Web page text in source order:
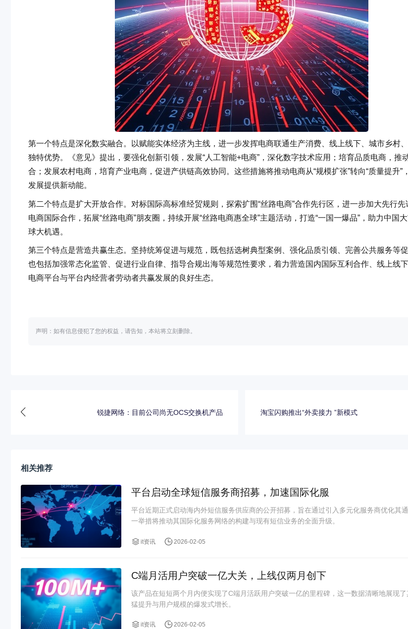
第一个特点是深化数实融合。以赋能实体经济为主线，进一步发挥电商联通生产消费、线上线下、城市乡村
独特优势。《意见》提出，要强化创新引领，发展“人工智能+电商”，深化数字技术应用；培育品质电商，推
合；发展农村电商，培育产业电商，促进产供链高效协同。这些措施将推动电商从“规模扩张”转向“质量提升”
发展提供新动能。
第二个特点是扩大开放合作。对标国际高标准经贸规则，探索扩围“丝路电商”合作先行区，进一步加大先行
电商国际合作，拓展“丝路电商”朋友圈，持续开展“丝路电商惠全球”主题活动，打造“一国一爆品”，助力中国
球大机遇。
第三个特点是营造共赢生态。坚持统筹促进与规范，既包括选树典型案例、强化品质引领、完善公共服务等促
也包括加强常态化监管、促进行业自律、指导合规出海等规范性要求，着力营造国内国际互利合作、线上线下
电商平台与平台内经营者劳动者共赢发展的良好生态。
声明：如有信息侵犯了您的权益，请告知，本站将立刻删除。
锐捷网络：目前公司尚无OCS交换机产品 淘宝闪购推出“外卖接力 ”新模式
相关推荐
平台启动全球短信服务商招募，加速国际化服
平台近期正式启动海内外短信服务供应商的公开招募，旨在通过引入多元化服务商优化其
一举措将推动其国际化服务网络的构建与现有短信业务的全面升级。
it资讯 2026-02-05
C端月活用户突破一亿大关，上线仅两月创下
该产品在短短两个月内便实现了C端月活跃用户突破一亿的里程碑，这一数据清晰地展现
猛提升与用户规模的爆发式增长。
it资讯 2026-02-05